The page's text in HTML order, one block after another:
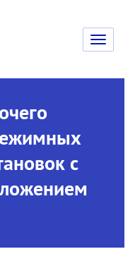
Toggle
с